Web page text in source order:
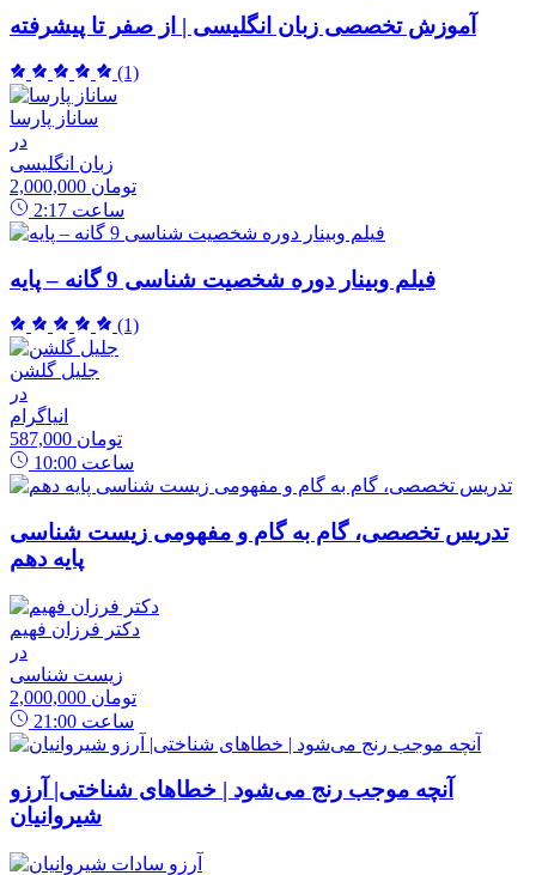
آموزش تخصصی زبان انگلیسی | از صفر تا پیشرفته
(1)
ساناز پارسا
در
زبان انگلیسی
2,000,000 تومان
2:17 ساعت
فیلم وبینار دوره شخصیت شناسی 9 گانه – پایه
(1)
جلیل گلشن
در
انیاگرام
587,000 تومان
10:00 ساعت
تدریس تخصصی، گام به گام و مفهومی زیست شناسی
پایه دهم
دکتر فرزان فهیم
در
زیست شناسی
2,000,000 تومان
21:00 ساعت
آنچه موجب رنج می‌شود | خطاهای شناختی| آرزو
شیروانیان